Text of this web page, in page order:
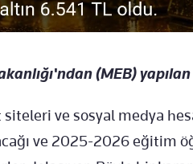
(MEB)
siteleri ve sosyal medya
ve 2025-2026 eğitim